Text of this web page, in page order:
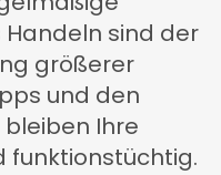
sind der
größerer
und den
Ihre
funktionstüchtig.